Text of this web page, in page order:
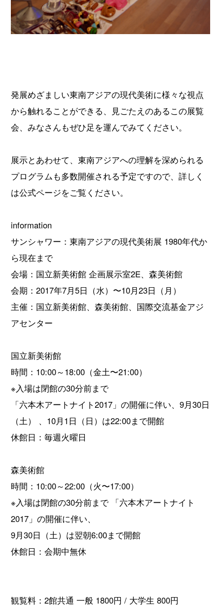
発展めざましい東南アジアの現代美術に様々な視点
から触れることができる、見ごたえのあるこの展覧
会、みなさんもぜひ足を運んでみてください。
展示とあわせて、東南アジアへの理解を深められる
プログラムも多数開催される予定ですので、詳しく
は公式ページをご覧ください。
information
サンシャワー：東南アジアの現代美術展 1980年代か
ら現在まで
会場：国立新美術館 企画展示室2E、森美術館
会期：2017年7月5日（水）〜10月23日（月）
主催：国立新美術館、森美術館、国際交流基金アジ
アセンター
国立新美術館
時間：10:00～18:00（金土〜21:00）
※入場は閉館の30分前まで
「六本木アートナイト2017」の開催に伴い、9月30日
（土） 、10月1日（日）は22:00まで開館
休館日：毎週火曜日
森美術館
時間：10:00～22:00（火〜17:00）
※入場は閉館の30分前まで 「六本木アートナイト
2017」の開催に伴い、
9月30日（土）は翌朝6:00まで開館
休館日：会期中無休
観覧料：2館共通 一般 1800円 / 大学生 800円